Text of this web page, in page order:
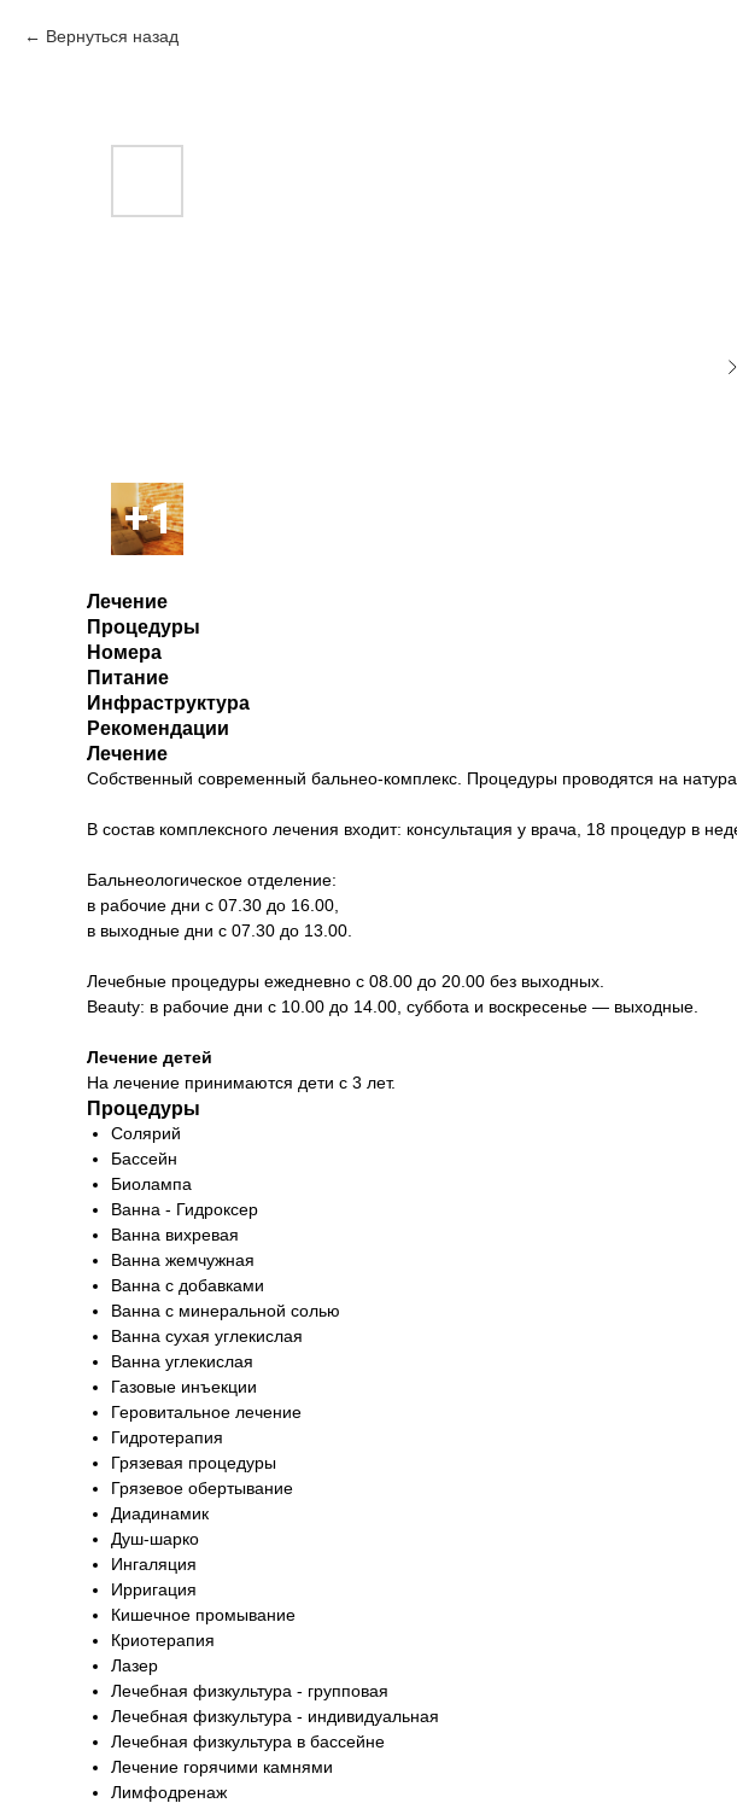
Вернуться назад
Лечение
Процедуры
Номера
Питание
Инфраструктура
Рекомендации
Лечение
Собственный современный бальнео-комплекс. Процедуры проводятся на
В состав комплексного лечения входит: консультация у врача, 18 процедур в
Бальнеологическое отделение:
в рабочие дни с 07.30 до 16.00,
в выходные дни с 07.30 до 13.00.
Лечебные процедуры ежедневно с 08.00 до 20.00 без выходных.
Beauty: в рабочие дни с 10.00 до 14.00, суббота и воскресенье — выходные.
Лечение детей
На лечение принимаются дети с 3 лет.
Процедуры
Cолярий
Бассейн
Биолампа
Ванна - Гидроксер
Ванна вихревая
Ванна жемчужная
Ванна с добавками
Ванна с минеральной солью
Ванна сухая углекислая
Ванна углекислая
Газовые инъекции
Геровитальное лечение
Гидротерапия
Грязевая процедуры
Грязевое обертывание
Диадинамик
Душ-шарко
Ингаляция
Ирригация
Кишечное промывание
Криотерапия
Лазер
Лечебная физкультура - групповая
Лечебная физкультура - индивидуальная
Лечебная физкультура в бассейне
Лечение горячими камнями
Лимфодренаж